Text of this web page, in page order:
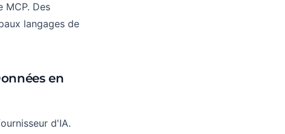
Des
langages de
en
d'IA.